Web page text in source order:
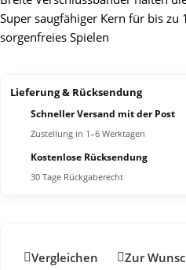
Super saugfähiger Kern für bis zu
sorgenfreies Spielen
Lieferung & Rücksendung
Schneller Versand mit der Post
Zustellung in 1–6 Werktagen
Kostenlose Rücksendung
30 Tage Rückgaberecht
Vergleichen Zur